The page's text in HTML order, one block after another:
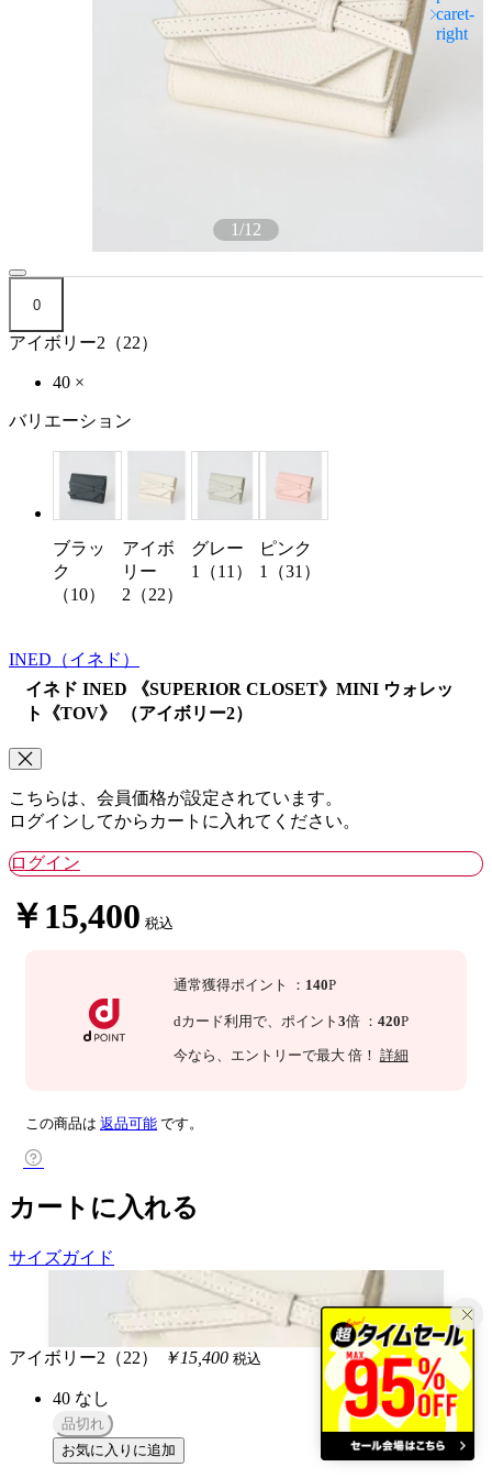
1/12
0
アイボリー2（22）
40 ×
バリエーション
ブラッ
ク
（10）
アイボ
リー
2（22）
グレー
1（11）
ピンク
1（31）
INED （イネド）
イネド INED 《SUPERIOR CLOSET》MINI ウォレッ
ト《TOV》 （アイボリー2）
こちらは、会員価格が設定されています。
ログインしてからカートに入れてください。
ログイン
￥15,400 税込
通常獲得ポイント ： 140P
dカード利用で、 ポイント 3倍 ： 420P
今なら 、エントリーで最大 倍！ 詳細
この商品は 返品可能 です。
カートに入れる
サイズガイド
アイボリー2（22） ￥15,400 税込
40 なし
品切れ
お気に入りに追加